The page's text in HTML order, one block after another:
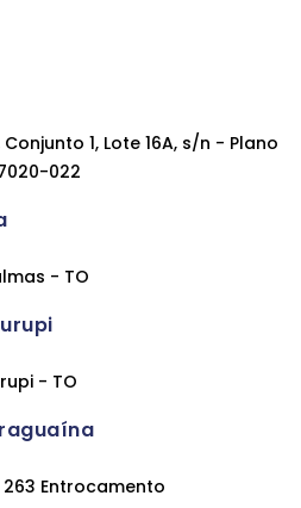
Conjunto 1, Lote 16A, s/n - Plano
022
- TO
- TO
Entrocamento